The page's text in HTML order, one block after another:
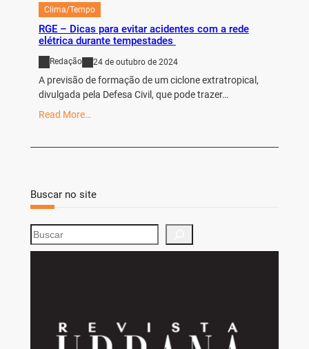
Clima/Tempo
RGE – Dicas para evitar acidentes com a rede
elétrica durante tempestades
Redação 24 de outubro de 2024
A previsão de formação de um ciclone extratropical,
divulgada pela Defesa Civil, que pode trazer…
Read More…
Buscar no site
S
e